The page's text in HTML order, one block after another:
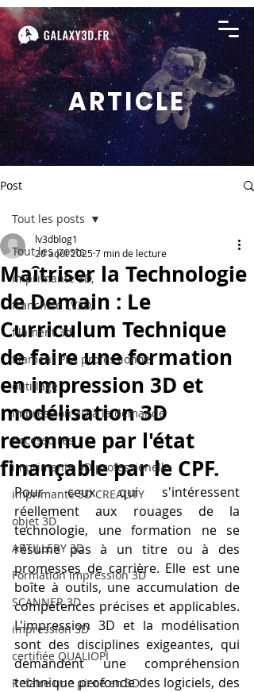
ARTICLE
Post
Tout les posts
imprimante 3D,
franchise LV3D,
filament 3d,
filament PLA professionnel
outillage
impression 3D à la demande
Accessoires
imprimante 3D professionelle
imprimante 3D CREALITY
objet 3D
ARTILLERY 3D
Formation impression 3D
SCANNER 3D
impression 3D
certifiée QUALIOPI
Refaire une piece en 3D
Tout les posts
Maîtriser la Technologie
de Demain : Le
Curriculum Technique
de faire une formation
en impression 3D et
modélisation 3D
reconnue par l'état
finançable par le CPF.
lv3dblog1
20 août 20257 min de lecture
Pour ceux qui s'intéressent
réellement aux rouages de la
technologie, une formation ne se
résume pas à un titre ou à des
promesses de carrière. Elle est une
boîte à outils, une accumulation de
compétences précises et applicables.
L'impression 3D et la modélisation
sont des disciplines exigeantes, qui
demandent une compréhension
technique profonde des logiciels, des